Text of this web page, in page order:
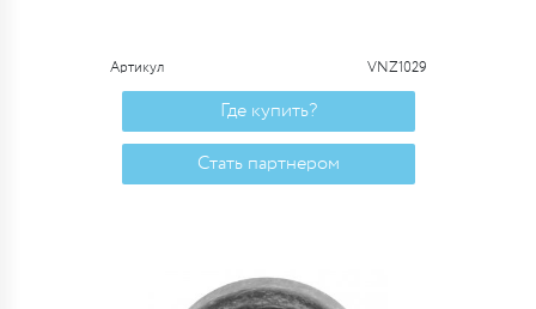
Артикул VNZ1029
Где купить?
Стать партнером